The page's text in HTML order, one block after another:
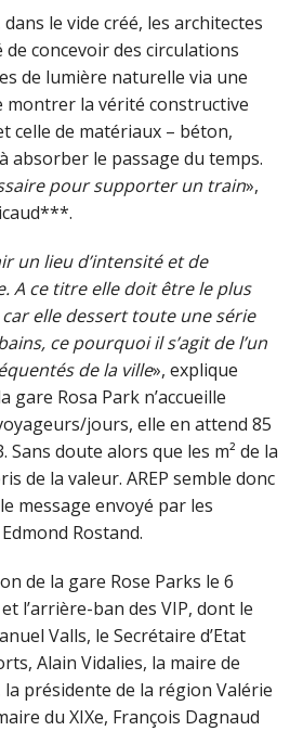
le vide créé, les architectes
concevoir des circulations
de lumière naturelle via une
montrer la vérité constructive
celle de matériaux – béton,
absorber le passage du temps.
pour supporter un train»,
un lieu d’intensité et de
A ce titre elle doit être le plus
elle dessert toute une série
ce pourquoi il s’agit de l’un
de la ville», explique
gare Rosa Park n’accueille
jours, elle en attend 85
Sans doute alors que les m² de la
de la valeur. AREP semble donc
message envoyé par les
Rostand.
de la gare Rose Parks le 6
l’arrière-ban des VIP, dont le
Valls, le Secrétaire d’Etat
Alain Vidalies, la maire de
présidente de la région Valérie
du XIXe, François Dagnaud